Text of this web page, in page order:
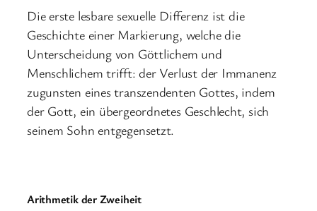
Die erste lesbare sexuelle Differenz ist die
Geschichte einer Markierung, welche die
Unterscheidung von Göttlichem und
Menschlichem trifft: der Verlust der Immanenz
zugunsten eines transzendenten Gottes, indem
der Gott, ein übergeordnetes Geschlecht, sich
seinem Sohn entgegensetzt.
Arithmetik der Zweiheit